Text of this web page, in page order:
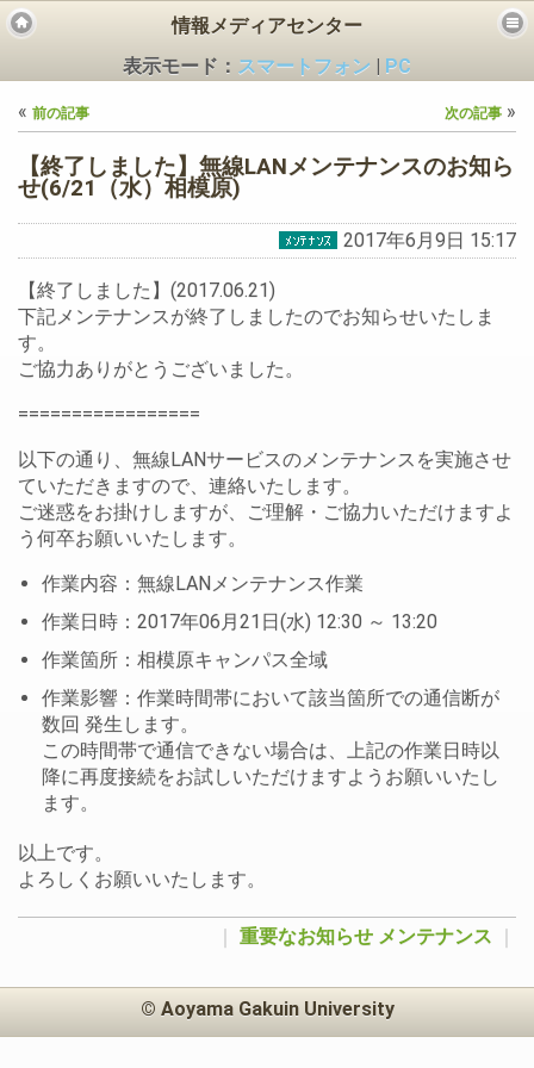
情報メディアセンター
表示モード： スマートフォン
PC
« 前の記事 次の記事 »
【終了しました】無線LANメンテナンスのお知ら
せ(6/21（水）相模原)
2017年6月9日 15:17
【終了しました】(2017.06.21)
下記メンテナンスが終了しましたのでお知らせいたしま
す。
ご協力ありがとうございました。
=================
以下の通り、無線LANサービスのメンテナンスを実施させ
ていただきますので、連絡いたします。
ご迷惑をお掛けしますが、ご理解・ご協力いただけますよ
う何卒お願いいたします。
作業内容：無線LANメンテナンス作業
作業日時：2017年06月21日(水) 12:30 ～ 13:20
作業箇所：相模原キャンパス全域
作業影響：作業時間帯において該当箇所での通信断が
数回 発生します。
この時間帯で通信できない場合は、上記の作業日時以
降に再度接続をお試しいただけますようお願いいたし
ます。
以上です。
よろしくお願いいたします。
重要なお知らせ メンテナンス
© Aoyama Gakuin University